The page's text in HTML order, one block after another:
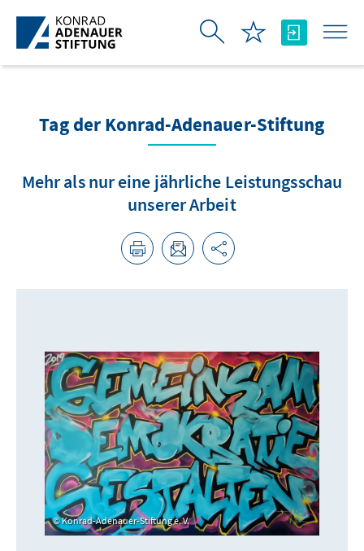
Skip to Main Content
Tag der Konrad-Adenauer-Stiftung
Mehr als nur eine jährliche Leistungsschau
unserer Arbeit
Konrad-Adenauer-Stiftung e. V.